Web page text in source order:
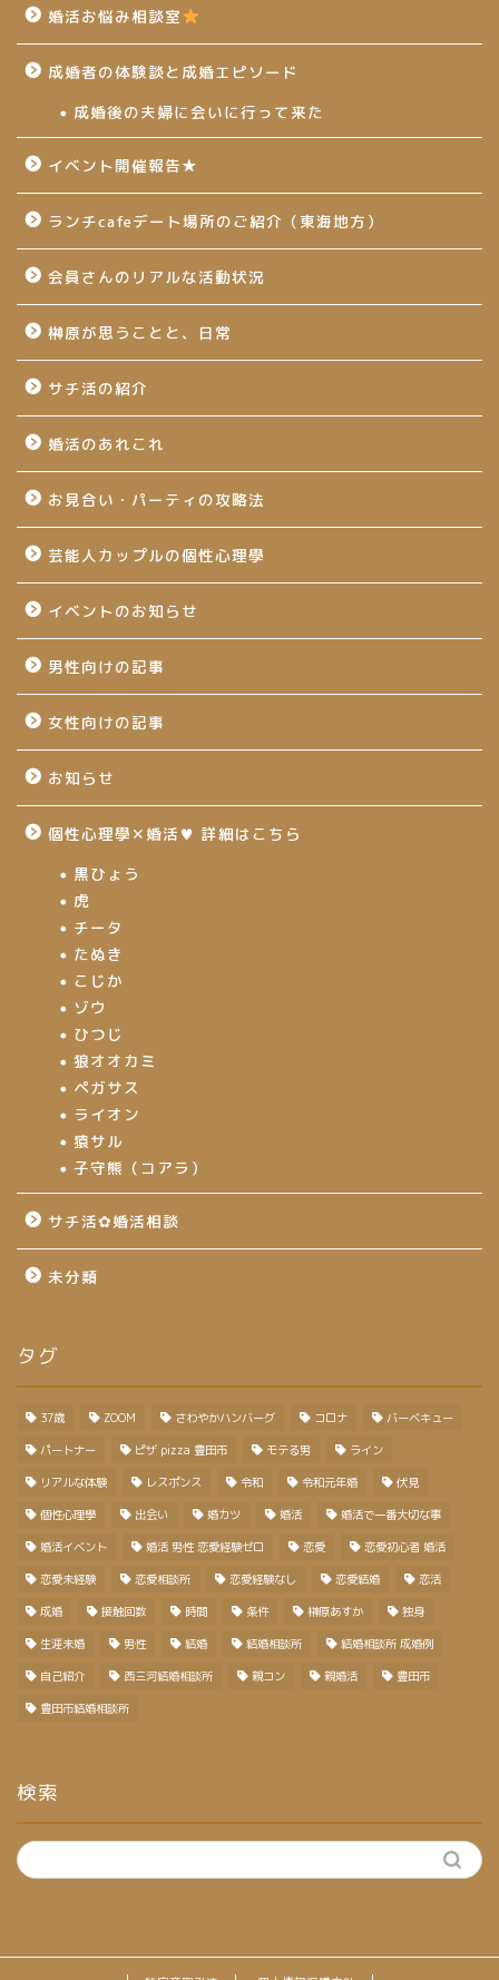
婚活お悩み相談室
成婚者の体験談と成婚エピソード
成婚後の夫婦に会いに行って来た
イベント開催報告★
ランチcafeデート場所のご紹介（東海地方）
会員さんのリアルな活動状況
榊原が思うことと、日常
サチ活の紹介
婚活のあれこれ
お見合い・パーティの攻略法
芸能人カップルの個性心理學
イベントのお知らせ
男性向けの記事
女性向けの記事
お知らせ
個性心理學✕婚活♥ 詳細はこちら
黒ひょう
虎
チータ
たぬき
こじか
ゾウ
ひつじ
狼オオカミ
ペガサス
ライオン
猿サル
子守熊（コアラ）
サチ活✿婚活相談
未分類
タグ
37歳 ZOOM さわやかハンバーグ コロナ バーベキュー
パートナー ピザ pizza 豊田市 モテる男 ライン
リアルな体験 レスポンス 令和 令和元年婚 伏見
個性心理學 出会い 婚カツ 婚活 婚活で一番大切な事
婚活イベント 婚活 男性 恋愛経験ゼロ 恋愛 恋愛初心者 婚活
恋愛未経験 恋愛相談所 恋愛経験なし 恋愛結婚 恋活
成婚 接触回数 時間 条件 榊原あすか 独身
生涯未婚 男性 結婚 結婚相談所 結婚相談所 成婚例
自己紹介 西三河結婚相談所 親コン 親婚活 豊田市
豊田市結婚相談所
検索